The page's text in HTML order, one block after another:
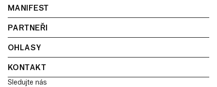
MANIFEST
PARTNEŘI
OHLASY
KONTAKT
Sledujte nás